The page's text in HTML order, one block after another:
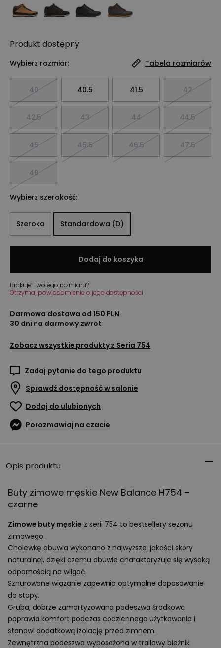
Produkt dostępny
Wybierz rozmiar: Tabela rozmiarów
40 40.5 41.5 42
42.5 43 44 44.5
45 45.5 46.5 47.5
49
Wybierz szerokość:
Szeroka Standardowa (D)
Dodaj do koszyka
Brakuje Twojego rozmiaru?
Otrzymaj powiadomienie o jego dostępności
Darmowa dostawa od 150 PLN
30 dni na darmowy zwrot
Zobacz wszystkie produkty z Seria 754
Zadaj pytanie do tego produktu
Sprawdź dostępność w salonie
Dodaj do ulubionych
Porozmawiaj na czacie
Opis produktu
Buty zimowe męskie New Balance H754 –
czarne
Zimowe buty męskie z serii 754 to bestsellery sezonu
zimowego.
Cholewkę obuwia wykonano z najwyższej jakości skóry
naturalnej, dzięki czemu obuwie charakteryzuje się wysoką
odpornością na wilgoć.
Sznurowane wiązanie zapewnia optymalne dopasowanie
do stopy.
Gruba, dobrze zamortyzowana podeszwa środkowa
poprawia komfort podczas codziennego użytkowania i
stanowi dodatkową izolację przed zimnem.
Zewnętrzna podeszwa wyposażona w trailowy bieżnik